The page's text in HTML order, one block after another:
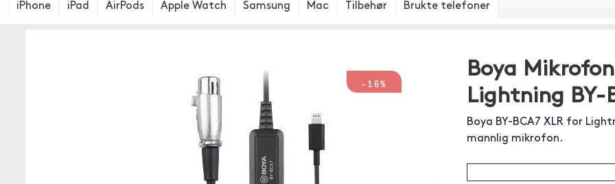
iPhone iPad AirPods Apple Watch Samsung Mac Tilbehør Brukte telefoner
-16%
Boya
Lightning BY-
Boya BY-BCA7 XLR for
mannlig mikrofon.